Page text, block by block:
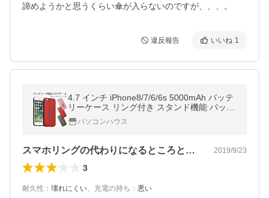
諦めようかと思うくらい傘が入らないのですが、、、。
違反報告 いいね 1
4.7 インチ iPhone8/7/6/6s 5000mAh バッテ
リーケース リング付き スタンド機能 バッテ
リー アイフォンケース レッド
パソコンハウス
スマホリングの代わりになるところとか、… 2019/9/23
3
耐久性 ： 壊れにくい、 充電の持ち ： 悪い